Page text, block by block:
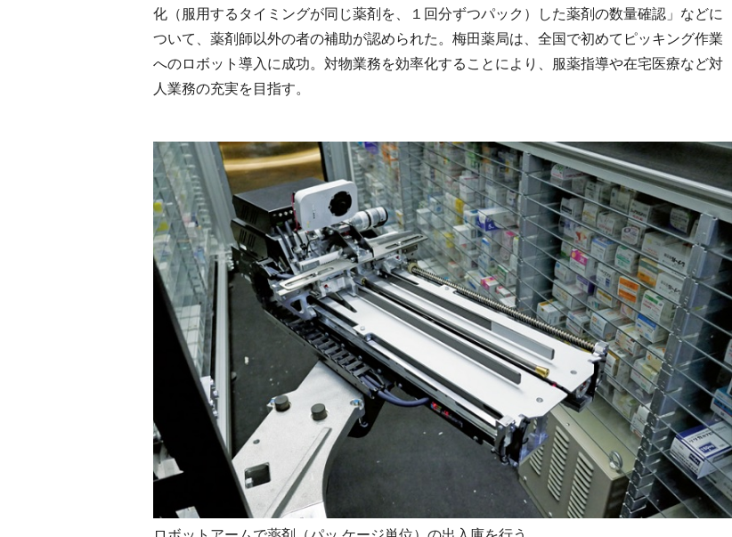
化（服用するタイミングが同じ薬剤を、１回分ずつパック）した薬剤の数量確認」などに
ついて、薬剤師以外の者の補助が認められた。梅田薬局は、全国で初めてピッキング作業
へのロボット導入に成功。対物業務を効率化することにより、服薬指導や在宅医療など対
人業務の充実を目指す。